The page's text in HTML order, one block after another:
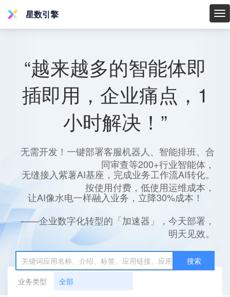
星
星数引擎
“越来越多的智能体即
插即用，企业痛点，1
小时解决！”
无需开发！一键部署客服机器人、智能排班、合
同审查等200+行业智能体，
无缝接入紫薯AI基座，完成业务工作流AI转化。
按使用付费，低使用运维成本，
让AI像水电一样融入业务，立降30%成本！
——企业数字化转型的「加速器」，今天部署，
明天见效。
搜索
业务类型
全部